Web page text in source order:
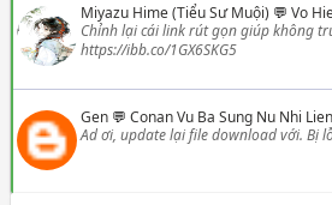
Miyazu Hime (Tiểu Sư Muội) 💬 Vo
Chỉnh lại cái link rút gọn giúp không
https://ibb.co/1GX6SKG5
Gen💬 Conan Vu Ba Sung Nu Nhi
Ad ơi, update lại file download với. Bị